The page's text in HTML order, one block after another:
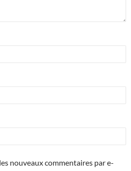
nouveaux commentaires par e-